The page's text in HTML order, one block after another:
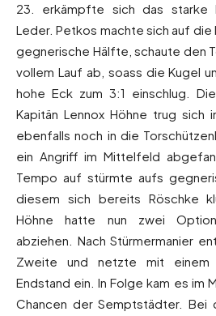
23. erkämpfte sich das starke
Leder. Petkos machte sich auf die
gegnerische Hälfte, schaute den
vollem Lauf ab, soass die Kugel
hohe Eck zum 3:1 einschlug.
Kapitän Lennox Höhne trug sich
ebenfalls noch in die
ein Angriff im Mittelfeld
Tempo auf stürmte aufs
diesem sich bereits Röschke
Höhne hatte nun zwei
abziehen. Nach Stürmermanier
Zweite und netzte mit einem
Endstand ein. In Folge kam es im
Chancen der Semptstädter. Bei